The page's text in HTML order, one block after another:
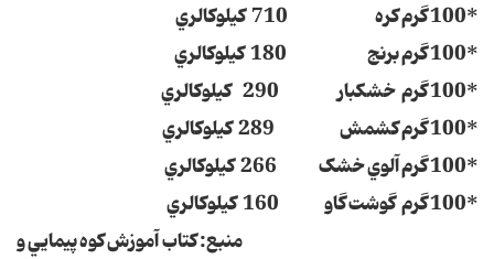
*100 گرم کره 710 کيلوکالري
*100 گرم برنج 180 کيلوکالري
*100 گرم خشکبار 290 کيلوکالري
*100 گرم کشمش 289 کيلوکالري
*100 گرم آلوي خشک 266 کيلوکالري
*100 گرم گوشت گاو 160 کيلوکالري
منبع: کتاب آموزش کوه پيمايي و